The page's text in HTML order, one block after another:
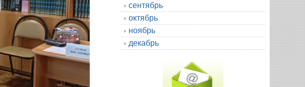
сентябрь
октябрь
ноябрь
декабрь